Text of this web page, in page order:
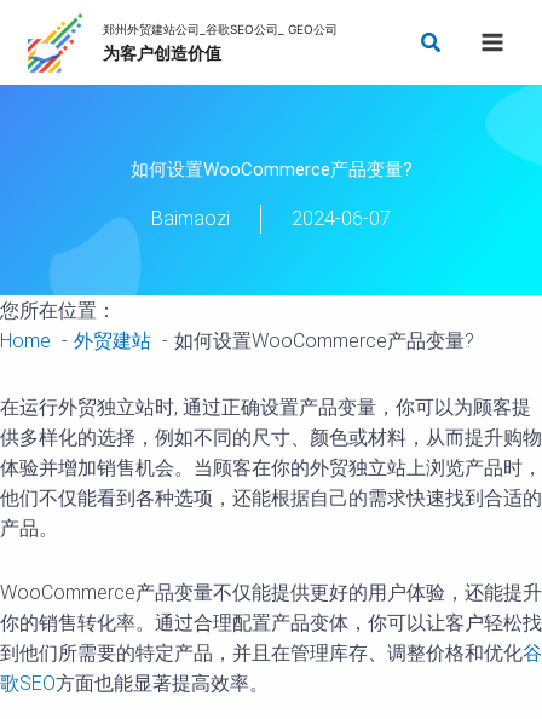
content
Search
如何设置WooCommerce产品变量?
Baimaozi 2024-06-07
您所在位置：
Home
外贸建站 如何设置WooCommerce产品变量?
在运行外贸独立站时, 通过正确设置产品变量，你可以为顾客提
供多样化的选择，例如不同的尺寸、颜色或材料，从而提升购物
体验并增加销售机会。当顾客在你的外贸独立站上浏览产品时，
他们不仅能看到各种选项，还能根据自己的需求快速找到合适的
产品。
WooCommerce产品变量不仅能提供更好的用户体验，还能提升
你的销售转化率。通过合理配置产品变体，你可以让客户轻松找
到他们所需要的特定产品，并且在管理库存、调整价格和优化谷
歌SEO方面也能显著提高效率。